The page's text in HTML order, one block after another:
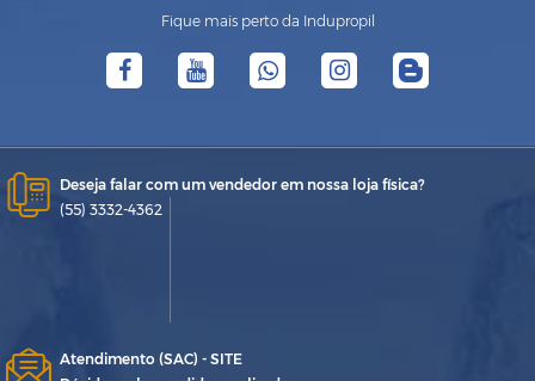
Fique mais perto da Indupropil
Deseja falar com um vendedor em nossa loja física?
(55) 3332-4362
Atendimento (SAC) - SITE